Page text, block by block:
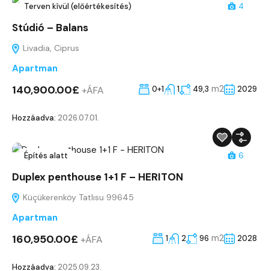
Terven kívül (előértékesítés) 4
Stúdió – Balans
Livadia, Ciprus
Apartman
140,900.00£ +ÁFA 0+1 1 49,3 m2 2029
Hozzáadva: 2026.07.01.
Építés alatt 6
Duplex penthouse 1+1 F – HERITON
Küçükerenköy Tatlısu 99645
Apartman
160,950.00£ +ÁFA 1 2 96 m2 2028
Hozzáadva: 2025.09.23.